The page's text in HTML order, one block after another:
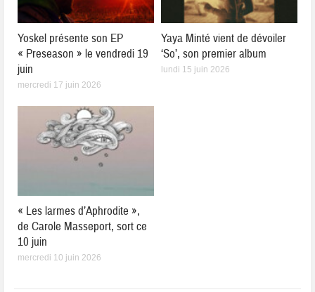
Yoskel présente son EP
« Preseason » le vendredi 19
juin
mercredi 17 juin 2026
Yaya Minté vient de dévoiler
‘So’, son premier album
lundi 15 juin 2026
« Les larmes d’Aphrodite »,
de Carole Masseport, sort ce
10 juin
mercredi 10 juin 2026